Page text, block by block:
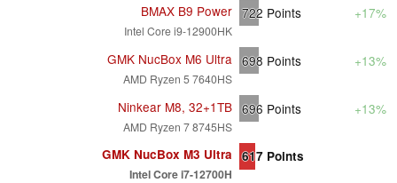
BMAX B9 Power
Intel Core i9-12900HK
722 Points +17%
GMK NucBox M6 Ultra
AMD Ryzen 5 7640HS
698 Points +13%
Ninkear M8, 32+1TB
AMD Ryzen 7 8745HS
696 Points +13%
GMK NucBox M3 Ultra
Intel Core i7-12700H
617 Points